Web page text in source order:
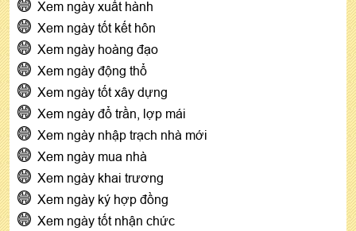
Xem ngày xuất hành
Xem ngày tốt kết hôn
Xem ngày hoàng đạo
Xem ngày động thổ
Xem ngày tốt xây dựng
Xem ngày đổ trần, lợp mái
Xem ngày nhập trạch nhà mới
Xem ngày mua nhà
Xem ngày khai trương
Xem ngày ký hợp đồng
Xem ngày tốt nhận chức